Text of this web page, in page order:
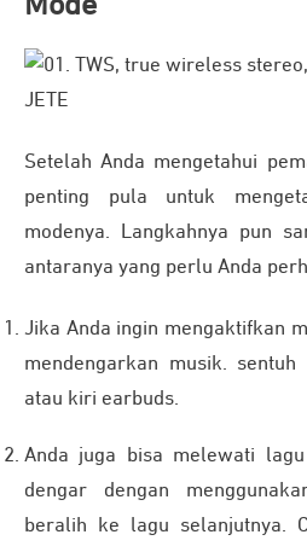
Setelah Anda mengetahui
penting pula untuk
modenya. Langkahnya pun
antaranya yang perlu Anda
Jika Anda ingin mengaktifkan
mendengarkan musik.
atau kiri earbuds.
Anda juga bisa melewati
dengar dengan
beralih ke lagu selanjutnya.